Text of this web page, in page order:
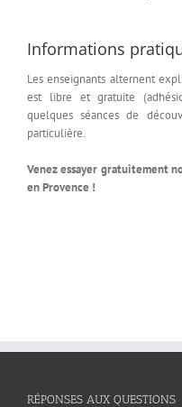
Informations
Les enseignants alternent
est libre et gratuite
quelques séances de
particulière.
Venez essayer gratuitement
en Provence !
RÉPONSES AUX QUESTIONS